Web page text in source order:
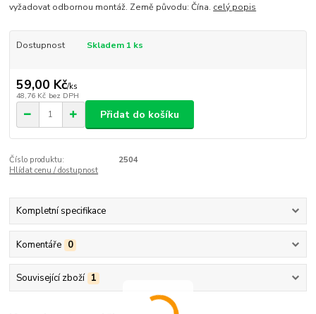
vyžadovat odbornou montáž. Země původu: Čína. celý popis
Dostupnost Skladem 1 ks
59,00 Kč/ks
48,76 Kč bez DPH
Přidat do košíku
Číslo produktu:
2504
Hlídat cenu / dostupnost
Kompletní specifikace
Komentáře 0
Související zboží 1